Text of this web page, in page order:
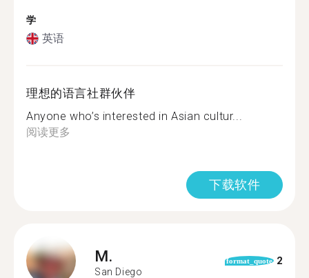
学
英语
理想的语言社群伙伴
Anyone who’s interested in Asian cultur...
阅读更多
下载软件
M.
San Diego
format_quote 2